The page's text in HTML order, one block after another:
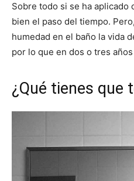
Sobre todo si se ha aplicado
bien el paso del tiempo.
humedad en el baño la vida
por lo que en dos o tres
¿Qué tienes que